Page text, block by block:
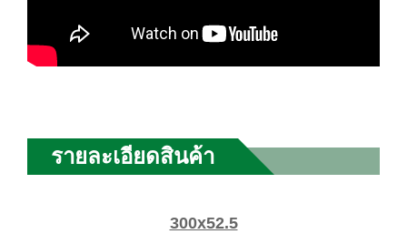
รายละเอียดสินค้า
300x52.5